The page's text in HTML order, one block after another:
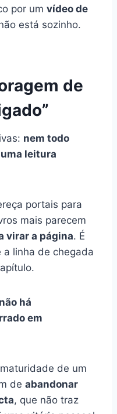
por um vídeo de
está sozinho.
de
nem todo
leitura
portais para
mais parecem
virar a página. É
a linha de chegada
não há
em
de um
de abandonar
, que não traz